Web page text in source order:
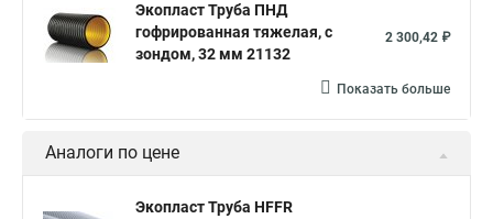
Экопласт Труба ПНД
гофрированная тяжелая, с
зондом, 32 мм 21132
2 300,42 ₽
Показать больше
Аналоги по цене
Экопласт Труба HFFR